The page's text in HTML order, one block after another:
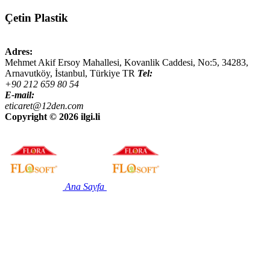
Çetin Plastik
Adres:
Mehmet Akif Ersoy Mahallesi, Kovanlik Caddesi, No:5, 34283,
Arnavutköy, İstanbul, Türkiye TR Tel:
+90 212 659 80 54
E-mail:
eticaret@12den.com
Copyright © 2026 ilgi.li
Ana Sayfa